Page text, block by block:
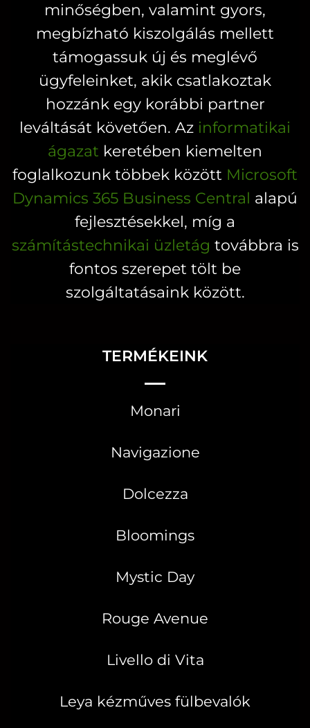
a
termékoldalon
ki
a
ki
minőségben, valamint gyors,
megbízható kiszolgálás mellett
támogassuk új és meglévő
ügyfeleinket, akik csatlakoztak
hozzánk egy korábbi partner
leváltását követően. Az informatikai
ágazat keretében kiemelten
foglalkozunk többek között Microsoft
Dynamics 365 Business Central alapú
fejlesztésekkel, míg a
számítástechnikai üzletág továbbra is
fontos szerepet tölt be
szolgáltatásaink között.
TERMÉKEINK
Monari
Navigazione
Dolcezza
Bloomings
Mystic Day
Rouge Avenue
Livello di Vita
Leya kézműves fülbevalók